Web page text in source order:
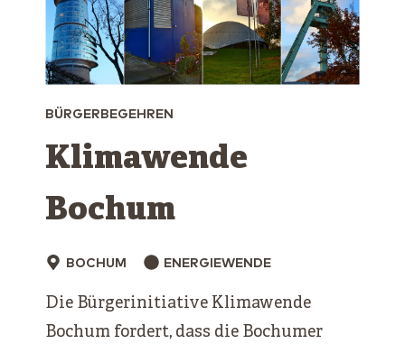
BÜRGERBEGEHREN
Klimawende
Bochum
BOCHUM ENERGIEWENDE
Die Bürgerinitiative Klimawende
Bochum fordert, dass die Bochumer